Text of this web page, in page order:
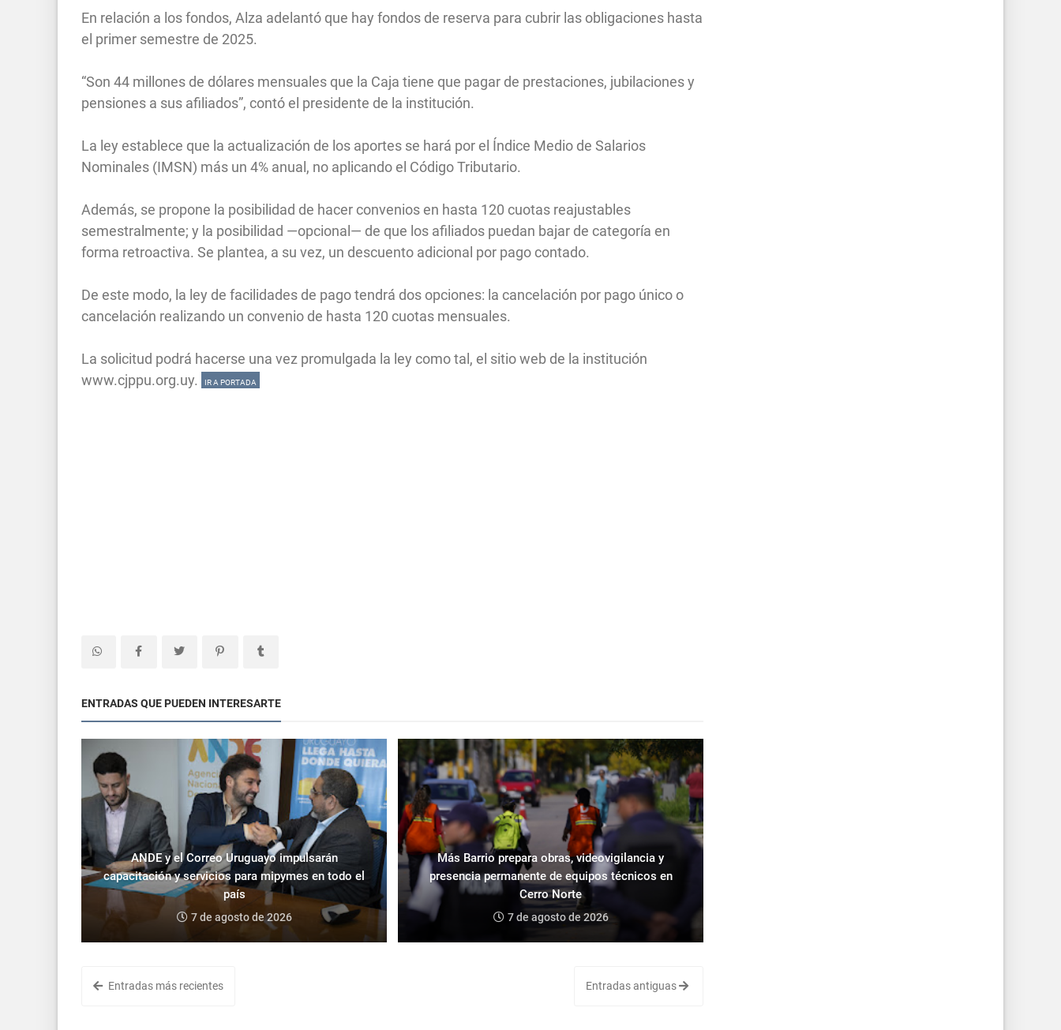
En relación a los fondos, Alza adelantó que hay fondos de reserva para cubrir las obligaciones hasta
el primer semestre de 2025.
“Son 44 millones de dólares mensuales que la Caja tiene que pagar de prestaciones, jubilaciones y
pensiones a sus afiliados”, contó el presidente de la institución.
La ley establece que la actualización de los aportes se hará por el Índice Medio de Salarios
Nominales (IMSN) más un 4% anual, no aplicando el Código Tributario.
Además, se propone la posibilidad de hacer convenios en hasta 120 cuotas reajustables
semestralmente; y la posibilidad —opcional— de que los afiliados puedan bajar de categoría en
forma retroactiva. Se plantea, a su vez, un descuento adicional por pago contado.
De este modo, la ley de facilidades de pago tendrá dos opciones: la cancelación por pago único o
cancelación realizando un convenio de hasta 120 cuotas mensuales.
La solicitud podrá hacerse una vez promulgada la ley como tal, el sitio web de la institución
www.cjppu.org.uy.
IR A PORTADA
ENTRADAS QUE PUEDEN INTERESARTE
ANDE y el Correo Uruguayo impulsarán
capacitación y servicios para mipymes en todo el
país
7 de agosto de 2026
Más Barrio prepara obras, videovigilancia y
presencia permanente de equipos técnicos en
Cerro Norte
7 de agosto de 2026
Entradas más recientes Entradas antiguas